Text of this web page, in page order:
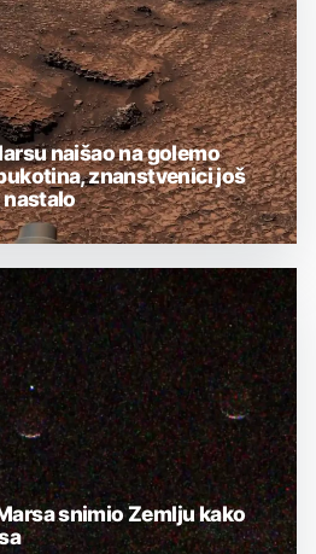
naišao na golemo
znanstvenici još
snimio Zemlju kako